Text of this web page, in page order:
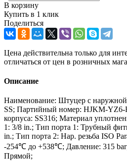
В корзину
Купить в 1 клик
Поделиться
Цена действительна только для
отличаться от цен в розничных
Описание
Наименование: Штуцер с
SS; Партийный номер: HJKM-YZ6-
корпуса: SS316; Материал
1: 3/8 in.; Тип порта 1: Трубный
in.; Тип порта 2: Нар. резьба ISO
-254℃ до +538℃; Давление: 315
Прямой;